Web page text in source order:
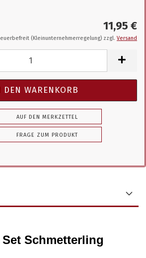
11,95 €
(Kleinunternehmerregelung) zzgl. Versand
AUF DEN MERKZETTEL
FRAGE ZUM PRODUKT
Schmetterling